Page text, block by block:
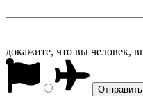
докажите, что вы человек,